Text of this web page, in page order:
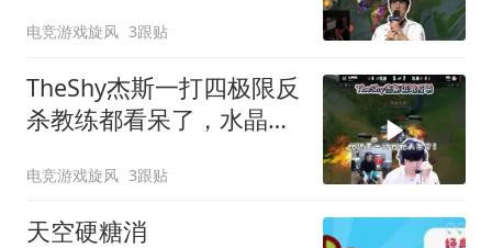
对位差距！
电竞游戏旋风 3跟贴
TheShy杰斯一打四极限反
杀教练都看呆了，水晶
算了，他还要一打四把人
杀了！
电竞游戏旋风 3跟贴
天空硬糖消